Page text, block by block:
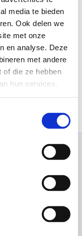
media te bieden
Ook delen we
met onze
en analyse. Deze
met andere
of die ze hebben
hun services.
zoals
wet-en